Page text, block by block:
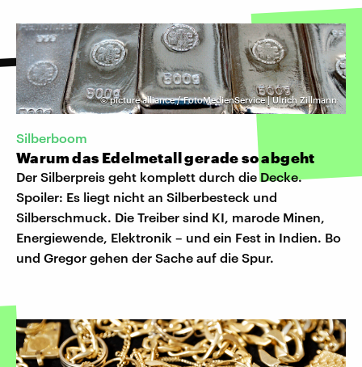
©picture alliance / FotoMedienService | Ulrich Zillmann
Silberboom
Warum das Edelmetall gerade so abgeht
Der Silberpreis geht komplett durch die Decke.
Spoiler: Es liegt nicht an Silberbesteck und
Silberschmuck. Die Treiber sind KI, marode Minen,
Energiewende, Elektronik – und ein Fest in Indien. Bo
und Gregor gehen der Sache auf die Spur.